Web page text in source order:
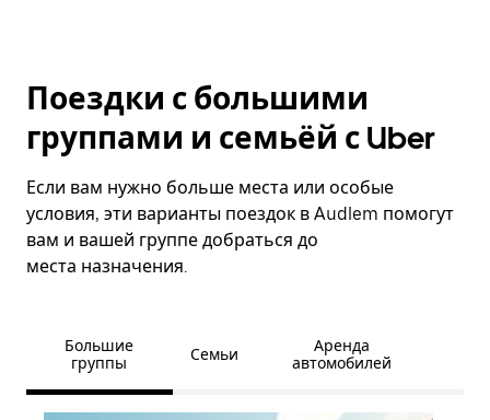
Поездки с большими
группами и семьёй с Uber
Если вам нужно больше места или особые
условия, эти варианты поездок в Audlem помогут
вам и вашей группе добраться до
места назначения.
Большие
группы
Семьи
Аренда
автомобилей